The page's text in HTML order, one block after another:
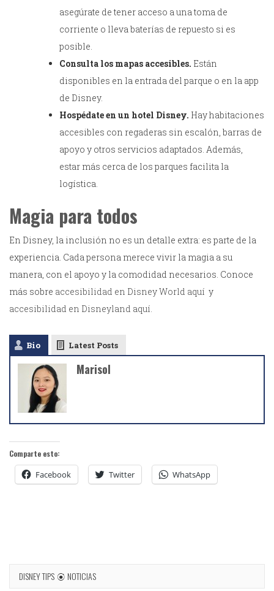
asegúrate de tener acceso a una toma de
corriente o lleva baterías de repuesto si es
posible.
Consulta los mapas accesibles. Están
disponibles en la entrada del parque o en la app
de Disney.
Hospédate en un hotel Disney. Hay habitaciones
accesibles con regaderas sin escalón, barras de
apoyo y otros servicios adaptados. Además,
estar más cerca de los parques facilita la
logística.
Magia para todos
En Disney, la inclusión no es un detalle extra: es parte de la
experiencia. Cada persona merece vivir la magia a su
manera, con el apoyo y la comodidad necesarios. Conoce
más sobre accesibilidad en Disney World aquí y
accesibilidad en Disneyland aquí.
Bio Latest Posts
Marisol
Comparte esto:
Facebook Twitter WhatsApp
DISNEY TIPS NOTICIAS